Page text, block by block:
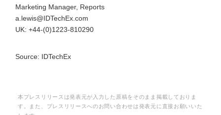
Marketing Manager, Reports
a.lewis@IDTechEx.com
UK: +44-(0)1223-810290
Source: IDTechEx
本プレスリリースは発表元が入力した原稿をそのまま掲載しておりま
す。また、プレスリリースへのお問い合わせは発表元に直接お願いいた